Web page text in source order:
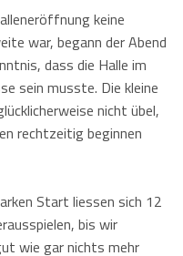
keine
war, begann der Abend
dass die Halle im
sein musste. Die kleine
nicht übel,
rechtzeitig beginnen
Start liessen sich 12
bis wir
wie gar nichts mehr